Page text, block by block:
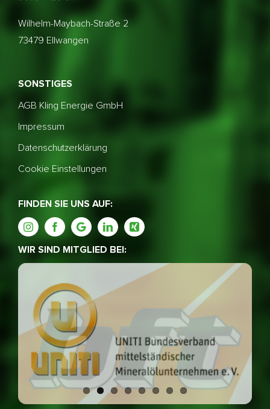
Wilhelm-Maybach-Straße 2
73479 Ellwangen
SONSTIGES
AGB Kling Energie GmbH
Impressum
Datenschutzerklärung
Cookie Einstellungen
FINDEN SIE UNS AUF:
WIR SIND MITGLIED BEI: